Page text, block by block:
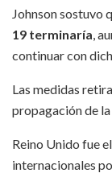
Johnson sostuvo
19 terminaría ,
continuar con
Las medidas
propagación de
Reino Unido fue
internacionales